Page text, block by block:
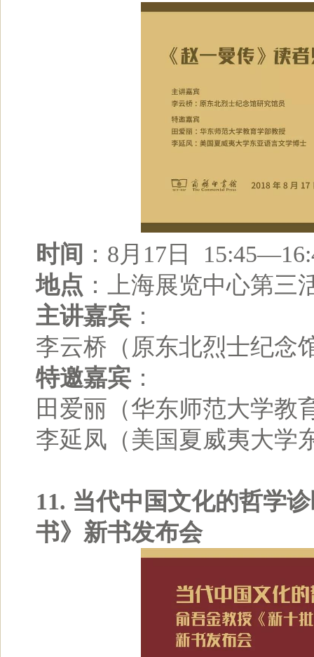
时间 ：8月17日
地点 ：上海展览中心第三
主讲嘉宾 ：
李云桥（原东北烈士纪念
特邀嘉宾 ：
田爱丽（华东师范大学教
李延凤（美国夏威夷大学
11. 当代中国文化的哲学
书》新书发布会